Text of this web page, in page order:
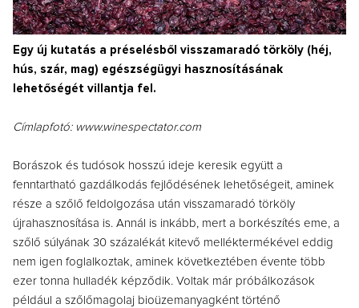
Egy új kutatás a préselésből visszamaradó törköly (héj,
hús, szár, mag) egészségügyi hasznosításának
lehetőségét villantja fel.
Címlapfotó: www.winespectator.com
Borászok és tudósok hosszú ideje keresik együtt a
fenntartható gazdálkodás fejlődésének lehetőségeit, aminek
része a szőlő feldolgozása után visszamaradó törköly
újrahasznosítása is. Annál is inkább, mert a borkészítés eme, a
szőlő súlyának 30 százalékát kitevő melléktermékével eddig
nem igen foglalkoztak, aminek következtében évente több
ezer tonna hulladék képződik. Voltak már próbálkozások
például a szőlőmagolaj bioüzemanyagként történő